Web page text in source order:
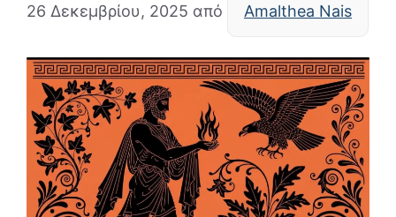
26 Δεκεμβρίου, 2025 από Amalthea Nais